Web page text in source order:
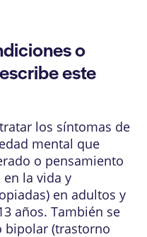
o
este
los síntomas de
mental que
o pensamiento
la vida y
en adultos y
años. También se
bipolar (trastorno